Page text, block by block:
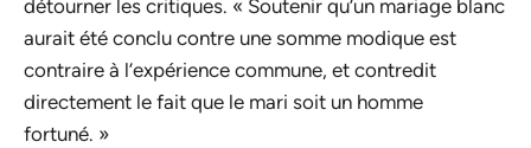
détourner les critiques. « Soutenir qu’un mariage blanc
aurait été conclu contre une somme modique est
contraire à l’expérience commune, et contredit
directement le fait que le mari soit un homme
fortuné. »